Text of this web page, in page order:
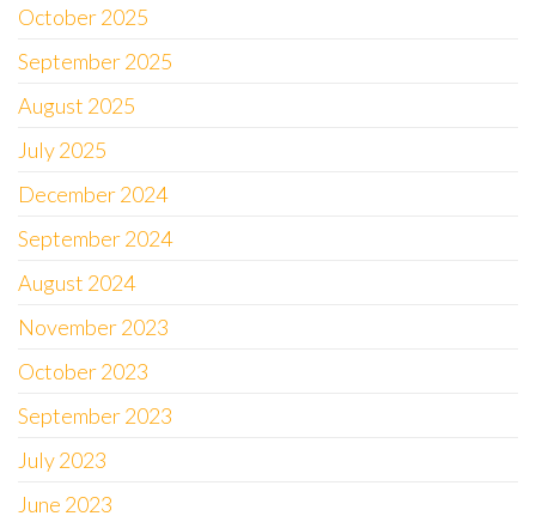
October 2025
September 2025
August 2025
July 2025
December 2024
September 2024
August 2024
November 2023
October 2023
September 2023
July 2023
June 2023